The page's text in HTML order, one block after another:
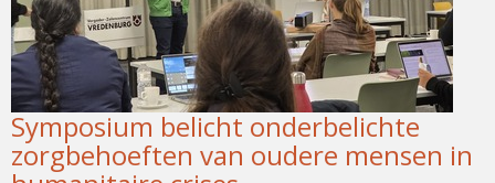
Symposium belicht onderbelichte
zorgbehoeften van oudere mensen in